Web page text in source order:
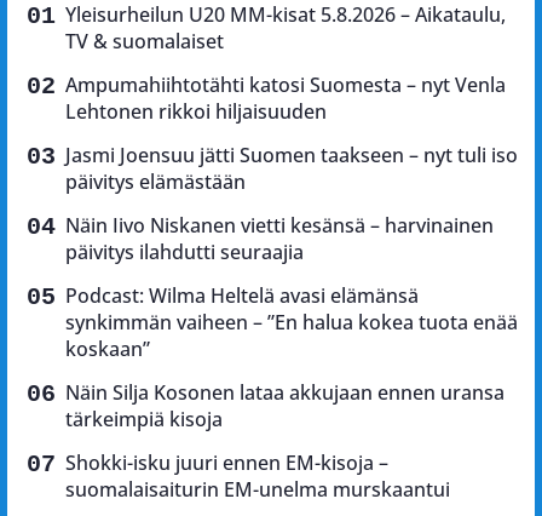
Yleisurheilun U20 MM-kisat 5.8.2026 – Aikataulu,
TV & suomalaiset
Ampumahiihtotähti katosi Suomesta – nyt Venla
Lehtonen rikkoi hiljaisuuden
Jasmi Joensuu jätti Suomen taakseen – nyt tuli iso
päivitys elämästään
Näin Iivo Niskanen vietti kesänsä – harvinainen
päivitys ilahdutti seuraajia
Podcast: Wilma Heltelä avasi elämänsä
synkimmän vaiheen – ”En halua kokea tuota enää
koskaan”
Näin Silja Kosonen lataa akkujaan ennen uransa
tärkeimpiä kisoja
Shokki-isku juuri ennen EM-kisoja –
suomalaisaiturin EM-unelma murskaantui